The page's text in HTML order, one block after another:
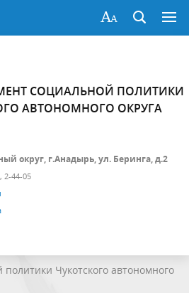
СОЦИАЛЬНОЙ ПОЛИТИКИ
АВТОНОМНОГО ОКРУГА
округ, г.Анадырь, ул. Беринга, д.2
2-44-05
Чукотского автономного